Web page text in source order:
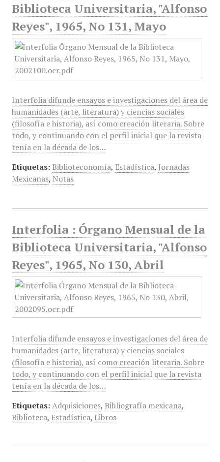
Biblioteca Universitaria, "Alfonso
Reyes", 1965, No 131, Mayo
Interfolia difunde ensayos e investigaciones del área de
humanidades (arte, literatura) y ciencias sociales
(filosofía e historia), así como creación literaria. Sobre
todo, y continuando con el perfil inicial que la revista
tenía en la década de los…
Etiquetas: Biblioteconomía, Estadística, Jornadas
Mexicanas, Notas
Interfolia : Órgano Mensual de la
Biblioteca Universitaria, "Alfonso
Reyes", 1965, No 130, Abril
Interfolia difunde ensayos e investigaciones del área de
humanidades (arte, literatura) y ciencias sociales
(filosofía e historia), así como creación literaria. Sobre
todo, y continuando con el perfil inicial que la revista
tenía en la década de los…
Etiquetas: Adquisiciones, Bibliografía mexicana,
Biblioteca, Estadística, Libros